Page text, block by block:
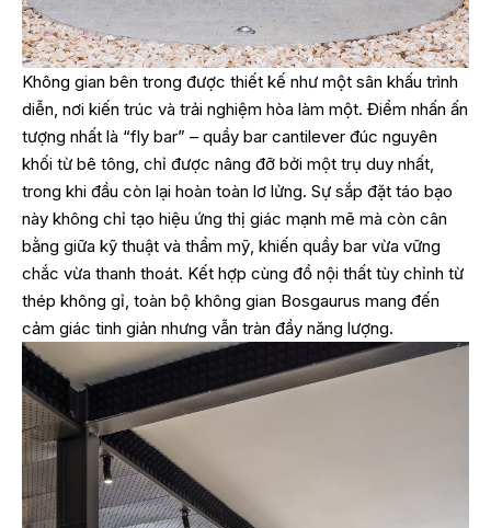
Không gian bên trong được thiết kế như một sân khấu trình
diễn, nơi kiến trúc và trải nghiệm hòa làm một. Điểm nhấn ấn
tượng nhất là “fly bar” – quầy bar cantilever đúc nguyên
khối từ bê tông, chỉ được nâng đỡ bởi một trụ duy nhất,
trong khi đầu còn lại hoàn toàn lơ lửng. Sự sắp đặt táo bạo
này không chỉ tạo hiệu ứng thị giác mạnh mẽ mà còn cân
bằng giữa kỹ thuật và thẩm mỹ, khiến quầy bar vừa vững
chắc vừa thanh thoát. Kết hợp cùng đồ nội thất tùy chỉnh từ
thép không gỉ, toàn bộ không gian Bosgaurus mang đến
cảm giác tinh giản nhưng vẫn tràn đầy năng lượng.